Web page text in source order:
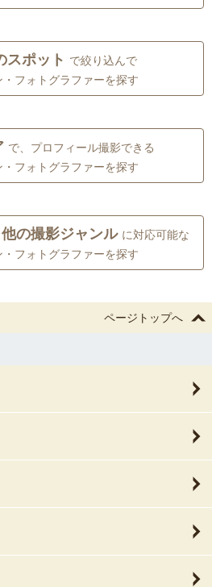
スポット で絞り込んで
フォトグラファーを探す
で、プロフィール撮影できる
フォトグラファーを探す
他の撮影ジャンル に対応可能な
フォトグラファーを探す
ページトップへ